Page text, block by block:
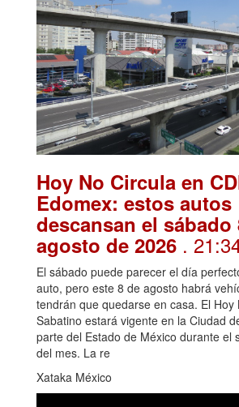
Hoy No Circula en
Edomex: estos autos
descansan el sábado
agosto de 2026 .
El sábado puede parecer el día
auto, pero este 8 de agosto habrá
tendrán que quedarse en casa. El Hoy
Sabatino estará vigente en la Ciudad
parte del Estado de México durante el
del mes. La re
Xataka México